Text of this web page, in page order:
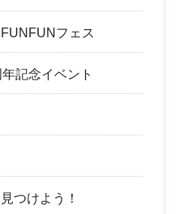
フェス
記念イベント
つけよう！